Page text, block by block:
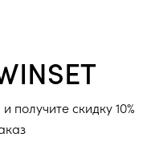
получите скидку 10%